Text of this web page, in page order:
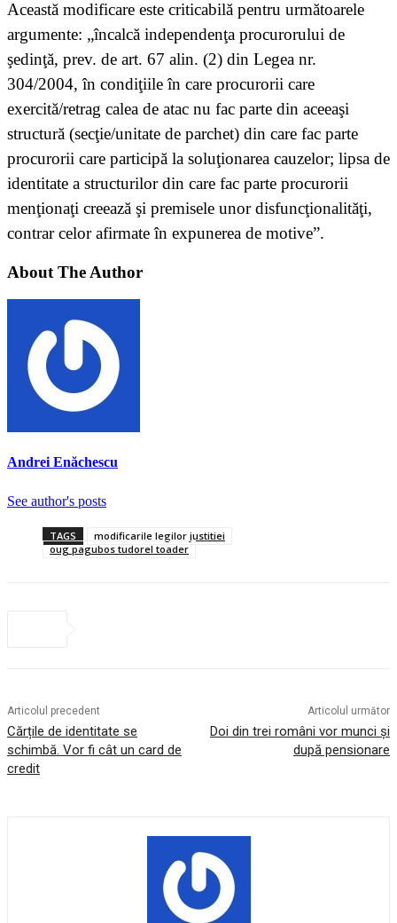
Această modificare este criticabilă pentru următoarele
argumente: „încalcă independenţa procurorului de
şedinţă, prev. de art. 67 alin. (2) din Legea nr.
304/2004, în condiţiile în care procurorii care
exercită/retrag calea de atac nu fac parte din aceeaşi
structură (secţie/unitate de parchet) din care fac parte
procurorii care participă la soluţionarea cauzelor; lipsa de
identitate a structurilor din care fac parte procurorii
menţionaţi creează şi premisele unor disfuncţionalităţi,
contrar celor afirmate în expunerea de motive”.
About The Author
Andrei Enăchescu
See author's posts
TAGS
modificarile legilor justitiei
oug pagubos tudorel toader
Articolul precedent
Cărțile de identitate se
schimbă. Vor fi cât un card de
credit
Articolul următor
Doi din trei români vor munci și
după pensionare